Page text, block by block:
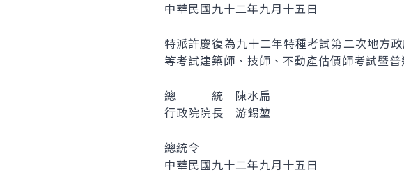
中華民國九十二年九月十五日
特派許慶復為九十二年特種考試第二次地方
等考試建築師、技師、不動產估價師考試暨
總 統 陳水扁
行政院院長 游錫堃
總統令
中華民國九十二年九月十五日